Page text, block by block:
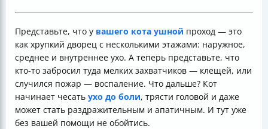
Представьте, что у вашего кота ушной проход — это
как хрупкий дворец с несколькими этажами: наружное,
среднее и внутреннее ухо. А теперь представьте, что
кто-то забросил туда мелких захватчиков — клещей, или
случился пожар — воспаление. Что дальше? Кот
начинает чесать ухо до боли, трясти головой и даже
может стать раздражительным и апатичным. И тут уже
без вашей помощи не обойтись.